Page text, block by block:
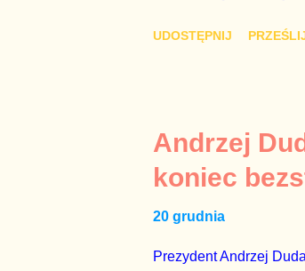
czynienia nie ze
na tym, że osoba z
spółce, która jest
gr...
UDOSTĘPNIJ
Andrzej
koniec
20 grudnia
Prezydent Andrzej